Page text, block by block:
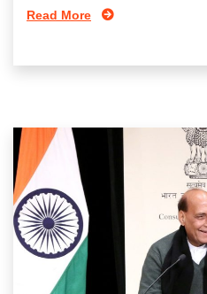
Read More